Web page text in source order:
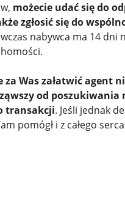
możecie udać się do
zgłosić się do
nabywca ma 14
za Was załatwić agent
od
transakcji. Jeśli jednak
pomógł i z całego